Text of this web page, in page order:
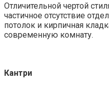
Отличительной чертой
частичное отсутствие
потолок и кирпичная
современную комнату.
Кантри